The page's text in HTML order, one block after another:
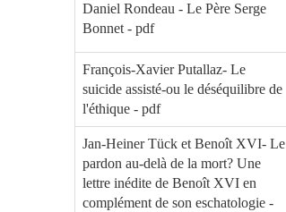
Daniel Rondeau - Le Père Serge
Bonnet - pdf
François-Xavier Putallaz- Le
suicide assisté-ou le déséquilibre de
l'éthique - pdf
Jan-Heiner Tück et Benoît XVI- Le
pardon au-delà de la mort? Une
lettre inédite de Benoît XVI en
complément de son eschatologie -